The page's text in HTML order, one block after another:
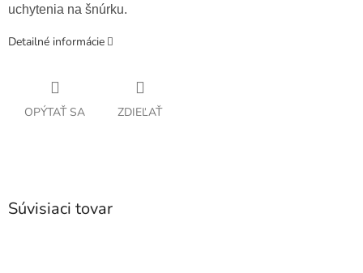
uchytenia na šnúrku.
Detailné informácie
OPÝTAŤ SA ZDIEĽAŤ
Súvisiaci tovar